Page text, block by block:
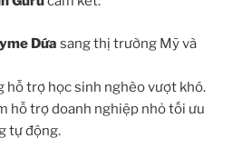
Dứa sang thị trường Mỹ và
hỗ trợ học sinh nghèo vượt khó.
hỗ trợ doanh nghiệp nhỏ tối ưu
tự động.